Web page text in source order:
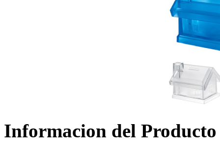
Informacion del Producto